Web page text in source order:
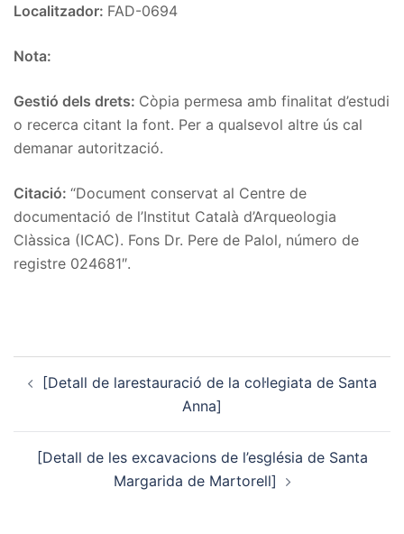
Localitzador: FAD-0694
Nota:
Gestió dels drets: Còpia permesa amb finalitat d’estudi
o recerca citant la font. Per a qualsevol altre ús cal
demanar autorització.
Citació: “Document conservat al Centre de
documentació de l’Institut Català d’Arqueologia
Clàssica (ICAC). Fons Dr. Pere de Palol, número de
registre 024681″.
navigation
[Detall de larestauració de la col·legiata de Santa
Anna]
[Detall de les excavacions de l’església de Santa
Margarida de Martorell]